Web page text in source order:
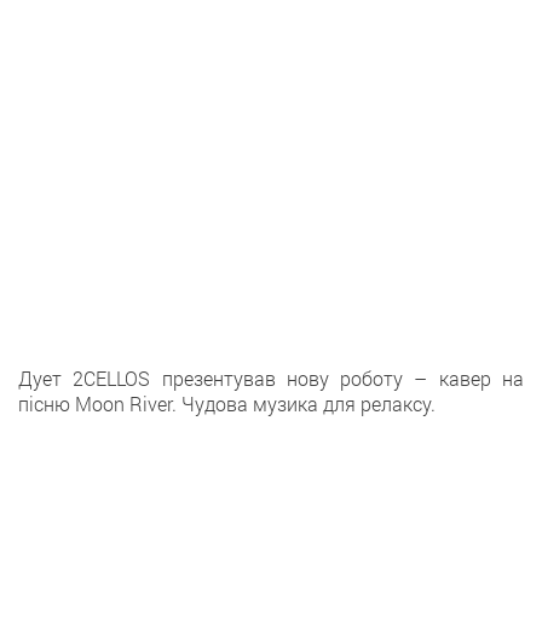
Дует 2CELLOS презентував нову роботу – кавер на
пісню Moon River. Чудова музика для релаксу.